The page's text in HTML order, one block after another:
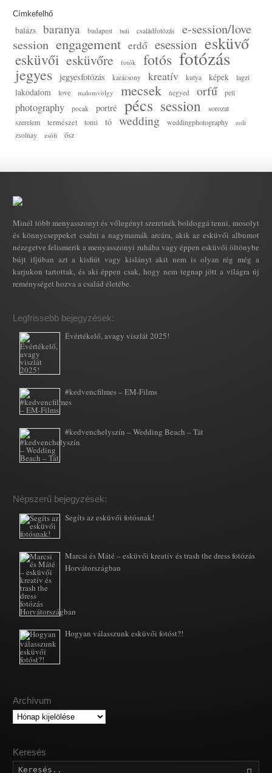
Címkefelhő
balázs baranya budapest buli családfotózás
e-session/love
session engagement erdő esession esküvő
esküvői esküvőre fotók fotós fotózás
jegyes jegyesfotózás karácsony kreatív kutya képek lagzi
lakodalom love malomvölgy mecsek negyed orfű peti
photography pocak portré pécs session
sorozat
szerelem
természet tomi tó wedding weddingphotography
zoli
zsolnay
zsófi ősz
Minél több menyasszonyt és vőlegényt szeretnék boldoggá tenni, mosolyt
és könnycseppeket csalni a nagymamák arcára, akik az esküvői albumot
nézegetve felismerik a menyasszonyi ruhába vagy éppen esküvői öltönybe
bújt ifjúban azt a kisfiút vagy kislányt akit nem is olyan rég még a
karjukon tartottak, és aki éppen csak, hogy nem tegnap jött a világra új
reménységet hozva a család életébe.
Legfrissebb bejegyzések:
Évértékelő, avagy viszlát 2025!
#kedvencfilmes – EM-Films
#kedvenchelyszín – Wedding Beach – Tát
Népszerű bejegyzések:
Segíts az esküvői fotósnak!
Marcsi és Máté – esküvői kreatív és trash the dress fotózás
Horvátországban
Hogyan válasszunk esküvői fotóst?!
Archívum
Archívum
Keresés